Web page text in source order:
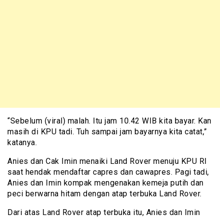
“Sebelum (viral) malah. Itu jam 10.42 WIB kita bayar. Kan
masih di KPU tadi. Tuh sampai jam bayarnya kita catat,”
katanya.
Anies dan Cak Imin menaiki Land Rover menuju KPU RI
saat hendak mendaftar capres dan cawapres. Pagi tadi,
Anies dan Imin kompak mengenakan kemeja putih dan
peci berwarna hitam dengan atap terbuka Land Rover.
Dari atas Land Rover atap terbuka itu, Anies dan Imin